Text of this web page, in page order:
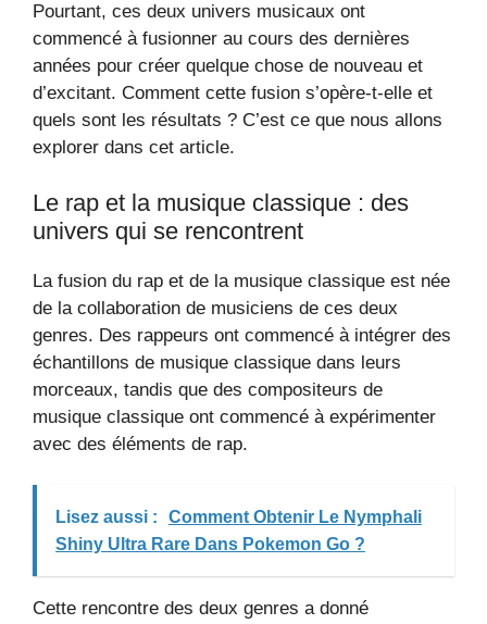
Pourtant, ces deux univers musicaux ont
commencé à fusionner au cours des dernières
années pour créer quelque chose de nouveau et
d’excitant. Comment cette fusion s’opère-t-elle et
quels sont les résultats ? C’est ce que nous allons
explorer dans cet article.
Le rap et la musique classique : des
univers qui se rencontrent
La fusion du rap et de la musique classique est née
de la collaboration de musiciens de ces deux
genres. Des rappeurs ont commencé à intégrer des
échantillons de musique classique dans leurs
morceaux, tandis que des compositeurs de
musique classique ont commencé à expérimenter
avec des éléments de rap.
Lisez aussi :
Comment Obtenir Le Nymphali
Shiny Ultra Rare Dans Pokemon Go ?
Cette rencontre des deux genres a donné